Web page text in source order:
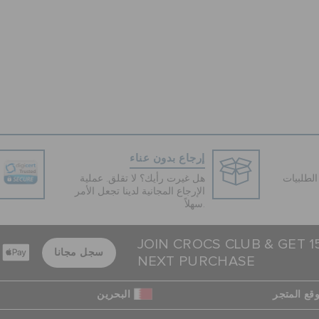
إرجاع بدون عناء
هل غيرت رأيك؟ لا تقلق. عملية
الإرجاع المجانية لدينا تجعل الأمر
JOIN CROCS CLUB & GET
NEXT PURCHASE
سجل مجانا
المتجر البحرين